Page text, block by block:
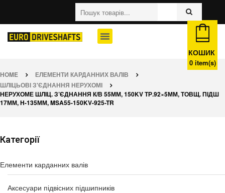
КОШИК
0item(s)
HOME
ЕЛЕМЕНТИ КАРДАННИХ ВАЛІВ
ШЛІЦЬОВІ З'ЄДНАННЯ НЕРУХОМІ
НЕРУХОМЕ ШЛІЦ. З’ЄДНАННЯ К/В 55ММ, 150KV ТР.92×5ММ, ТОВЩ. ПІДШ
17ММ, H-135ММ, MSA55-150KV-925-TR
Категорії
Елементи карданних валів
Аксесуари підвісних підшипників